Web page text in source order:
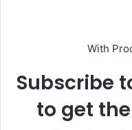
With
Subscribe
to get